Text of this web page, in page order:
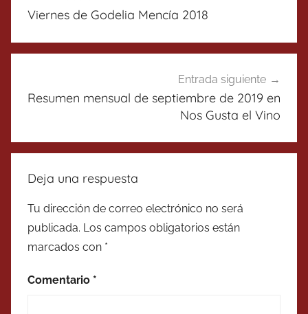
deViernes de Godelia Mencía 2018
Entrada siguiente
Resumen mensual de septiembre de 2019 en
Nos Gusta el Vino
Deja una respuesta
Tu dirección de correo electrónico no será
publicada. Los campos obligatorios están
marcados con *
Comentario *